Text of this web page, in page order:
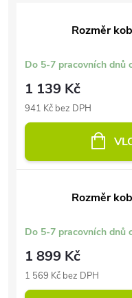
Rozměr
Do 5-7 pracovních dnů
1 139 Kč
941 Kč bez DPH
Rozměr
Do 5-7 pracovních dnů
1 899 Kč
1 569 Kč bez DPH